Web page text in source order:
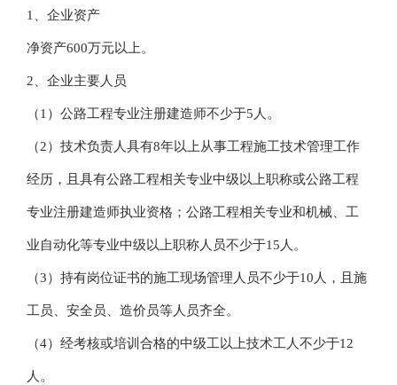
1、企业资产
净资产600万元以上。
2、企业主要人员
（1）公路工程专业注册建造师不少于5人。
（2）技术负责人具有8年以上从事工程施工技术管理工作
经历，且具有公路工程相关专业中级以上职称或公路工程
专业注册建造师执业资格；公路工程相关专业和机械、工
业自动化等专业中级以上职称人员不少于15人。
（3）持有岗位证书的施工现场管理人员不少于10人，且施
工员、安全员、造价员等人员齐全。
（4）经考核或培训合格的中级工以上技术工人不少于12
人。